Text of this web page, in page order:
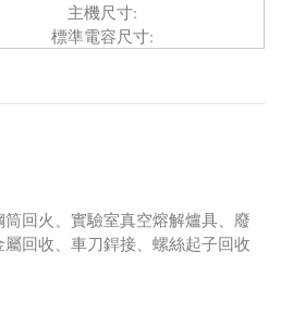
主機尺寸:
標準電容尺寸:
回火、實驗室真空熔解爐具、廢
回收、車刀銲接、螺絲起子回收